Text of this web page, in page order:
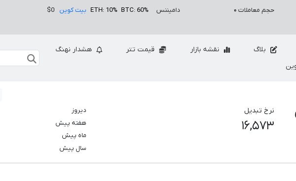
حجم معاملات ۰ دامیننس BTC: 60%
ETH: 10% بیت کوین $0
بلاگ نقشه بازار قیمت تتر
هشدار نهنگ
نرخ تبدیل
۱۶,۵۷۳
دیروز
هفته پیش
ماه پیش
سال پیش